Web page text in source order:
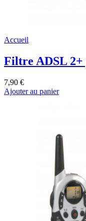
Accueil
Filtre ADSL 2+
7,90 €
Ajouter au panier